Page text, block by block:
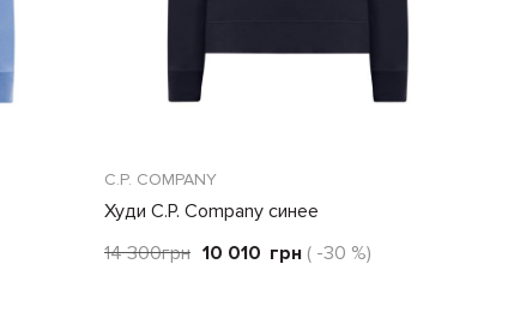
C.P. COMPANY
Худи C.P. Company синее
14 300грн 10 010 грн ( -30 %)